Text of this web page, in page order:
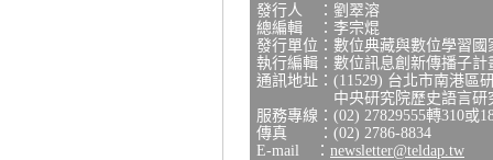
發行人 ：劉翠溶
總編輯 ：李宗焜
發行單位：數位典藏與數位學習
執行編輯：數位訊息創新傳播子計
通訊地址：(11529) 台北市南港區
中央研究院歷史語言研究
服務專線：(02) 27829555轉310或
傳真 ：(02) 2786-8834
E-mail ： newsletter@teldap.tw